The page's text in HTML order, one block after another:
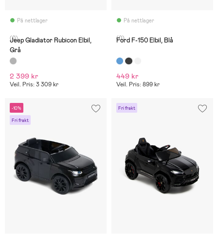
På nettlager
(0)
Jeep Gladiator Rubicon Elbil,
Grå
2 399 kr
Veil. Pris: 3 309 kr
På nettlager
(0)
Ford F-150 Elbil, Blå
449 kr
Veil. Pris: 899 kr
-10%
Fri frakt
Fri frakt